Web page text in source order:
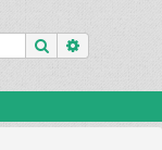
Szukaj